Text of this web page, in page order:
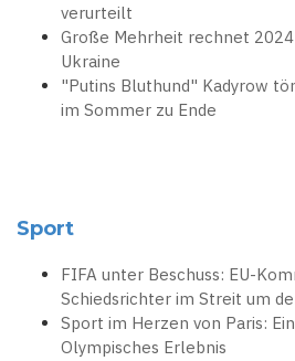
verurteilt
Große Mehrheit rechnet
Ukraine
"Putins Bluthund" Kadyrow
im Sommer zu Ende
Sport
FIFA unter Beschuss: EU-
Schiedsrichter im Streit um
Sport im Herzen von Paris:
Olympisches Erlebnis